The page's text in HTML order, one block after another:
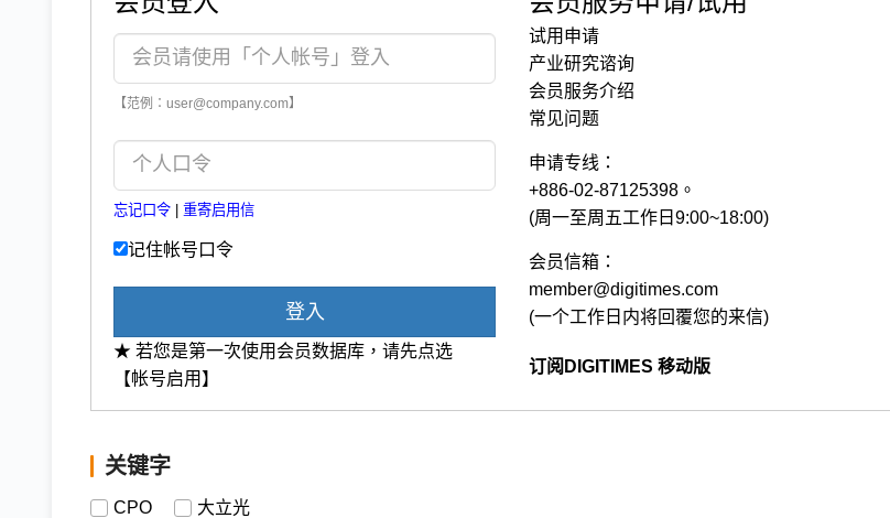
【范例：user@company.com】
忘记口令 重寄启用信
记住帐号口令
登入
★ 若您是第一次使用会员数据库，请先点选
【帐号启用】
试用申请
产业研究谘询
会员服务介绍
常见问题
申请专线：
+886-02-87125398。
(周一至周五工作日9:00~18:00)
会员信箱：
member@digitimes.com
(一个工作日内将回覆您的来信)
订阅DIGITIMES 移动版
关键字
CPO 大立光